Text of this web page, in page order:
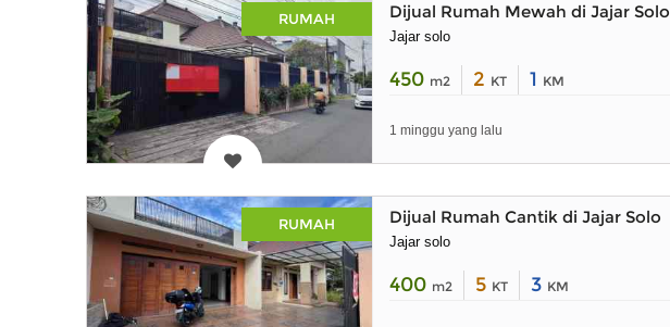
RUMAH Dijual Rumah Mewah di Jajar Solo
Jajar solo
450 m2 2 KT 1 KM
1 minggu yang lalu
RUMAH Dijual Rumah Cantik di Jajar Solo
Jajar solo
400 m2 5 KT 3 KM